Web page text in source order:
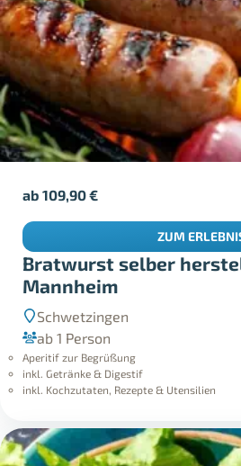
Bratwurst selber
Mannheim
Schwetzingen
ab 1 Person
Aperitif zur Begrüßung
inkl. Getränke & Digestif
inkl. Kochzutaten, Rezepte & Utensilien
ab109,90€
ZUM